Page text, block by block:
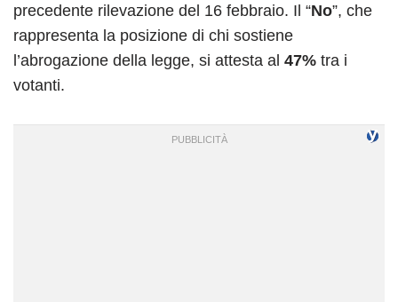
precedente rilevazione del 16 febbraio. Il “No”, che
rappresenta la posizione di chi sostiene
l’abrogazione della legge, si attesta al 47% tra i
votanti.